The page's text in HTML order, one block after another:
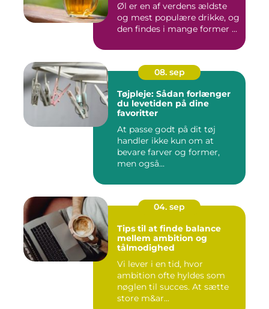
Øl er en af verdens ældste
og mest populære drikke, og
den findes i mange former ...
08. sep
Tøjpleje: Sådan forlænger
du levetiden på dine
favoritter
At passe godt på dit tøj
handler ikke kun om at
bevare farver og former,
men også...
04. sep
Tips til at finde balance
mellem ambition og
tålmodighed
Vi lever i en tid, hvor
ambition ofte hyldes som
nøglen til succes. At sætte
store m&ar...